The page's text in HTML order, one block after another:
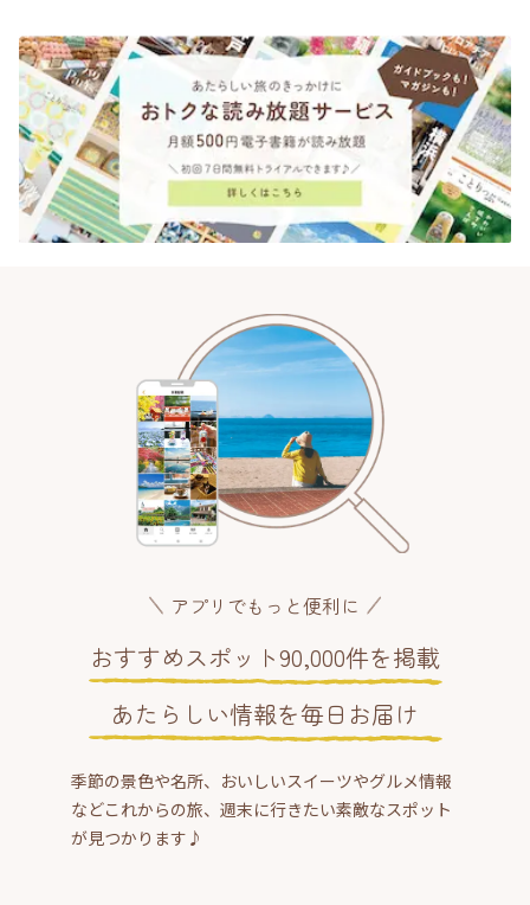
アプリでもっと便利に
おすすめスポット90,000件を掲載
あたらしい情報を毎日お届け
季節の景色や名所、おいしいスイーツやグルメ情報
などこれからの旅、週末に行きたい素敵なスポット
が見つかります♪